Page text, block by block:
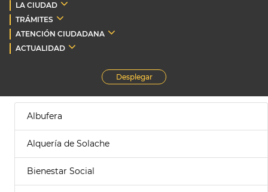
LA CIUDAD
TRÁMITES
ATENCIÓN CIUDADANA
ACTUALIDAD
Desplegar
Albufera
Alquería de Solache
Bienestar Social